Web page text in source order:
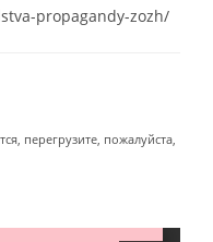
propagandy-zozh/
перегрузите, пожалуйста,